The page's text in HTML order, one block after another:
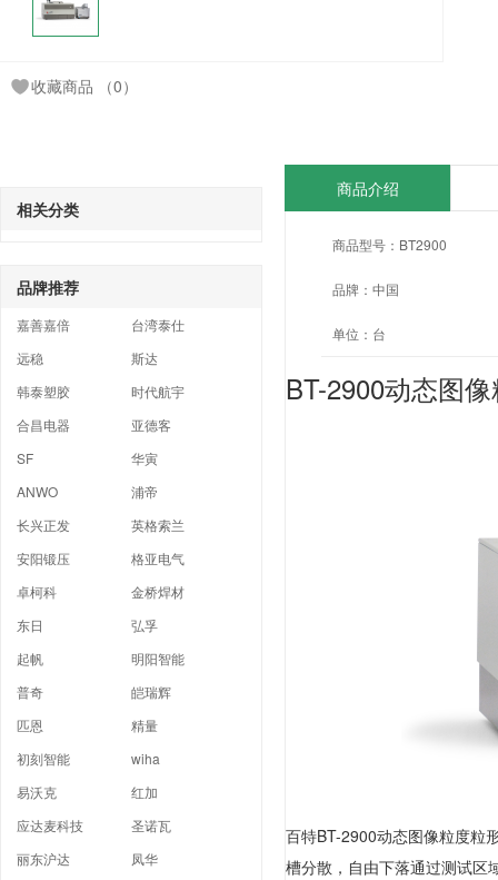
收藏商品 （0）
相关分类
品牌推荐
嘉善嘉倍
台湾泰仕
远稳
斯达
韩泰塑胶
时代航宇
合昌电器
亚德客
SF
华寅
ANWO
浦帝
长兴正发
英格索兰
安阳锻压
格亚电气
卓柯科
金桥焊材
东日
弘孚
起帆
明阳智能
普奇
皑瑞辉
匹恩
精量
初刻智能
wiha
易沃克
红加
应达麦科技
圣诺瓦
丽东沪达
凤华
商品介绍
商品型号： BT2900
品牌： 中国
单位： 台
BT-2900动态图
百特BT-2900动态图像粒度粒
槽分散，自由下落通过测试区